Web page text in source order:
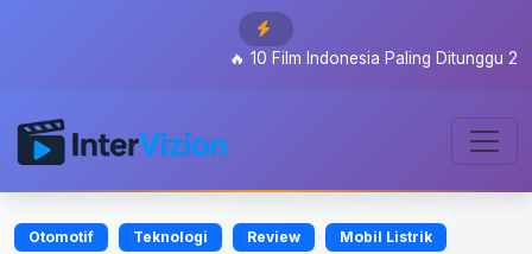
10 Film Indonesia Paling Ditunggu 2026:
Otomotif Teknologi Review Mobil Listrik